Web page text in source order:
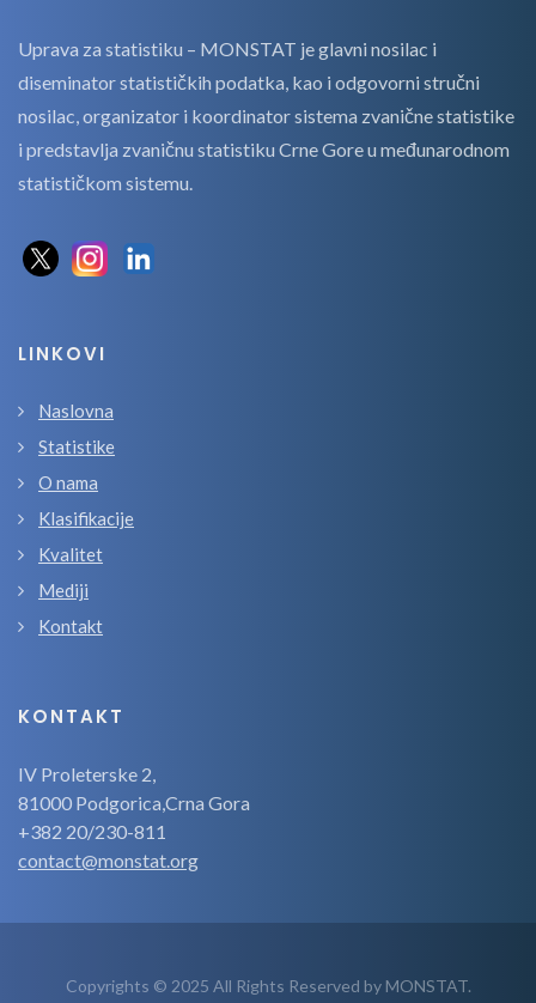
Uprava za statistiku – MONSTAT je glavni nosilac i
diseminator statističkih podatka, kao i odgovorni stručni
nosilac, organizator i koordinator sistema zvanične statistike
i predstavlja zvaničnu statistiku Crne Gore u međunarodnom
statističkom sistemu.
LINKOVI
Naslovna
Statistike
O nama
Klasifikacije
Kvalitet
Mediji
Kontakt
KONTAKT
IV Proleterske 2,
81000 Podgorica,Crna Gora
+382 20/230-811
contact@monstat.org
Copyrights © 2025 All Rights Reserved by MONSTAT.